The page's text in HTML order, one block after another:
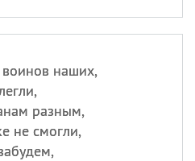
наших,
разным,
не смогли,